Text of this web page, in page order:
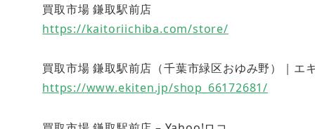
買取市場 鎌取駅前店
https://kaitoriichiba.com/store/
買取市場 鎌取駅前店（千葉市緑区おゆみ野）｜
https://www.ekiten.jp/shop_66172681/